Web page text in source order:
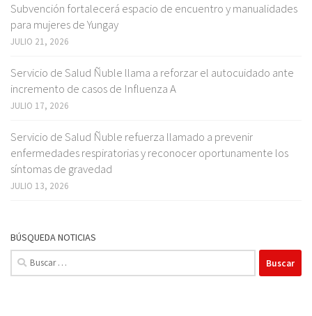
Subvención fortalecerá espacio de encuentro y manualidades
para mujeres de Yungay
JULIO 21, 2026
Servicio de Salud Ñuble llama a reforzar el autocuidado ante
incremento de casos de Influenza A
JULIO 17, 2026
Servicio de Salud Ñuble refuerza llamado a prevenir
enfermedades respiratorias y reconocer oportunamente los
síntomas de gravedad
JULIO 13, 2026
BÚSQUEDA NOTICIAS
Buscar: